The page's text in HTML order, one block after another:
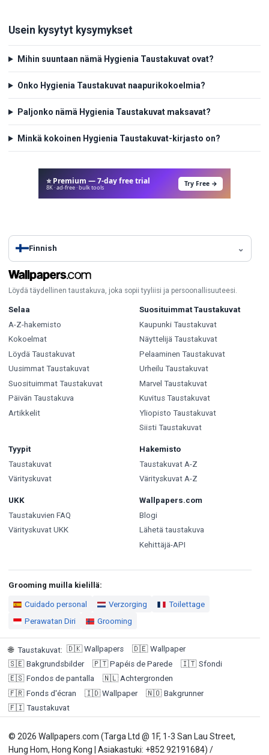
Usein kysytyt kysymykset
Mihin suuntaan nämä Hygienia Taustakuvat ovat?
Onko Hygienia Taustakuvat naapurikokoelmia?
Paljonko nämä Hygienia Taustakuvat maksavat?
Minkä kokoinen Hygienia Taustakuvat-kirjasto on?
⭐ Premium — 7-day free trial
8K · ad-free · bulk tools Try Free →
Finnish
Löydä täydellinen taustakuva, joka sopii tyyliisi ja persoonallisuuteesi.
Selaa
A-Z-hakemisto
Kokoelmat
Löydä Taustakuvat
Uusimmat Taustakuvat
Suosituimmat Taustakuvat
Päivän Taustakuva
Artikkelit
Suosituimmat Taustakuvat
Kaupunki Taustakuvat
Näyttelijä Taustakuvat
Pelaaminen Taustakuvat
Urheilu Taustakuvat
Marvel Taustakuvat
Kuvitus Taustakuvat
Yliopisto Taustakuvat
Siisti Taustakuvat
Tyypit
Taustakuvat
Värityskuvat
Hakemisto
Taustakuvat A-Z
Värityskuvat A-Z
UKK
Taustakuvien FAQ
Värityskuvat UKK
Wallpapers.com
Blogi
Lähetä taustakuva
Kehittäjä-API
Grooming muilla kielillä:
Cuidado personal Verzorging
Toilettage
Perawatan Diri
Grooming
🌐 Taustakuvat: 🇩🇰 Wallpapers 🇩🇪 Wallpaper
🇸🇪 Bakgrundsbilder 🇵🇹 Papéis de Parede 🇮🇹 Sfondi
🇪🇸 Fondos de pantalla 🇳🇱 Achtergronden
🇫🇷 Fonds d'écran 🇮🇩 Wallpaper 🇳🇴 Bakgrunner
🇫🇮 Taustakuvat
© 2026 Wallpapers.com (Targa Ltd @ 1F, 1-3 San Lau Street,
Hung Hom, Hong Kong | Asiakastuki: +852 92191684) /